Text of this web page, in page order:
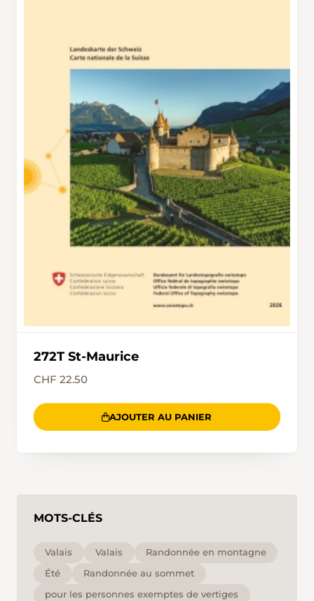
272T St-Maurice
CHF 22.50
AJOUTER AU PANIER
MOTS-CLÉS
Valais Valais
Randonnée en montagne
Été
Randonnée au sommet
pour les personnes exemptes de vertiges